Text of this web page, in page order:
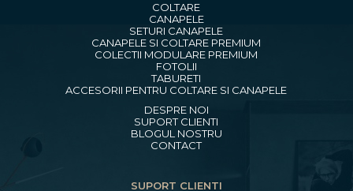
COLTARE
CANAPELE
SETURI CANAPELE
CANAPELE SI COLTARE PREMIUM
COLECTII MODULARE PREMIUM
FOTOLII
TABURETI
ACCESORII PENTRU COLTARE SI CANAPELE
DESPRE NOI
SUPORT CLIENTI
BLOGUL NOSTRU
CONTACT
SUPORT CLIENTI